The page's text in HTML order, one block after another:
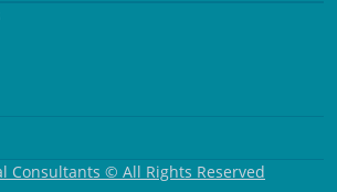
Consultants © All Rights Reserved